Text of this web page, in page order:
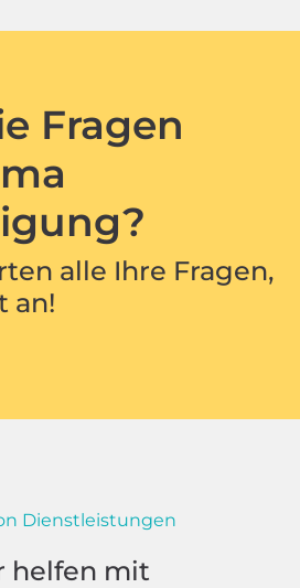
Fragen
alle Ihre Fragen,
an!
Dienstleistungen
helfen mit